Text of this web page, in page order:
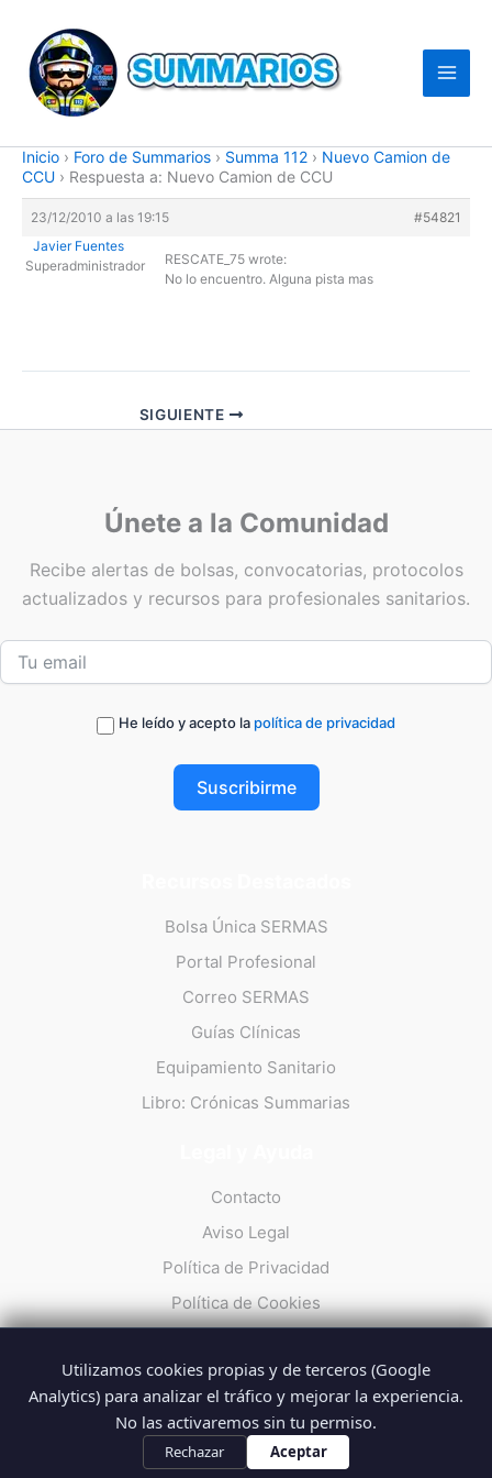
contenido
Inicio › Foro de Summarios › Summa 112 › Nuevo Camion de
CCU › Respuesta a: Nuevo Camion de CCU
23/12/2010 a las 19:15
#54821
Javier Fuentes
Superadministrador
RESCATE_75 wrote:
No lo encuentro. Alguna pista mas
SIGUIENTE
Únete a la Comunidad
Recibe alertas de bolsas, convocatorias, protocolos
actualizados y recursos para profesionales sanitarios.
He leído y acepto la política de privacidad
Suscribirme
Bolsa Única SERMAS
Portal Profesional
Correo SERMAS
Guías Clínicas
Equipamiento Sanitario
Libro: Crónicas Summarias
Contacto
Aviso Legal
Política de Privacidad
Política de Cookies
© 2026 Summarios · La web no oficial de los profesionales del
SUMMA 112
Utilizamos cookies propias y de terceros (Google
Analytics) para analizar el tráfico y mejorar la experiencia.
No las activaremos sin tu permiso.
Rechazar Aceptar